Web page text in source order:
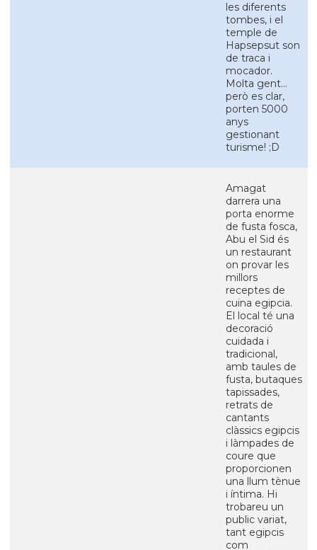
les diferents
tombes, i el
temple de
Hapsepsut son
de traca i
mocador.
Molta gent...
però es clar,
porten 5000
anys
gestionant
turisme! ;D
Amagat
darrera una
porta enorme
de fusta fosca,
Abu el Sid és
un restaurant
on provar les
millors
receptes de
cuina egipcia.
El local té una
decoració
cuidada i
tradicional,
amb taules de
fusta, butaques
tapissades,
retrats de
cantants
clàssics egipcis
i làmpades de
coure que
proporcionen
una llum tènue
i íntima. Hi
trobareu un
public variat,
tant egipcis
com